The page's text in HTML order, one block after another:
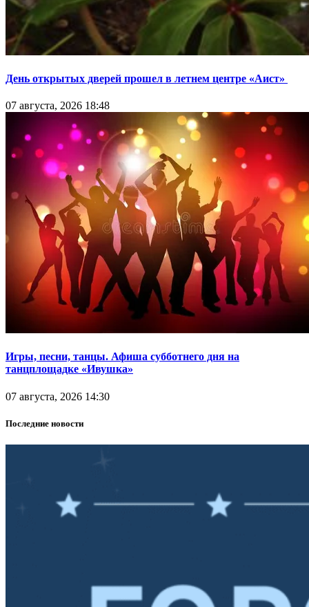
День открытых дверей прошел в летнем центре «Аист»
07 августа, 2026 18:48
Игры, песни, танцы. Афиша субботнего дня на
танцплощадке «Ивушка»
07 августа, 2026 14:30
Последние новости